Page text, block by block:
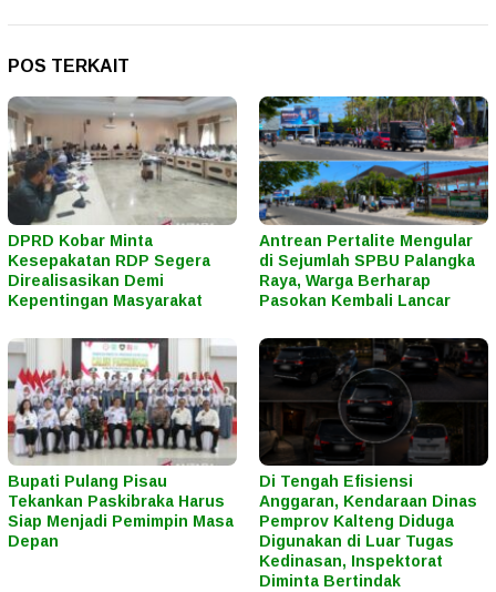
POS TERKAIT
DPRD Kobar Minta
Kesepakatan RDP Segera
Direalisasikan Demi
Kepentingan Masyarakat
Antrean Pertalite Mengular
di Sejumlah SPBU Palangka
Raya, Warga Berharap
Pasokan Kembali Lancar
Bupati Pulang Pisau
Tekankan Paskibraka Harus
Siap Menjadi Pemimpin Masa
Depan
Di Tengah Efisiensi
Anggaran, Kendaraan Dinas
Pemprov Kalteng Diduga
Digunakan di Luar Tugas
Kedinasan, Inspektorat
Diminta Bertindak